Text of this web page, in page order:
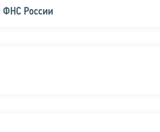
ФНС России